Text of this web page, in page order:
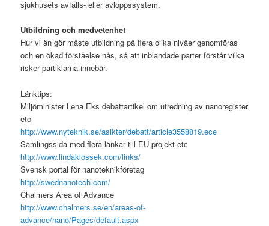
sjukhusets avfalls- eller avloppssystem.
Utbildning och medvetenhet
Hur vi än gör måste utbildning på flera olika nivåer genomföras
och en ökad förståelse nås, så att inblandade parter förstår vilka
risker partiklarna innebär.
Länktips:
Miljöminister Lena Eks debattartikel om utredning av nanoregister
etc
http://www.nyteknik.se/asikter/debatt/article3558819.ece
Samlingssida med flera länkar till EU-projekt etc
http://www.lindaklossek.com/links/
Svensk portal för nanoteknikföretag
http://swednanotech.com/
Chalmers Area of Advance
http://www.chalmers.se/en/areas-of-
advance/nano/Pages/default.aspx